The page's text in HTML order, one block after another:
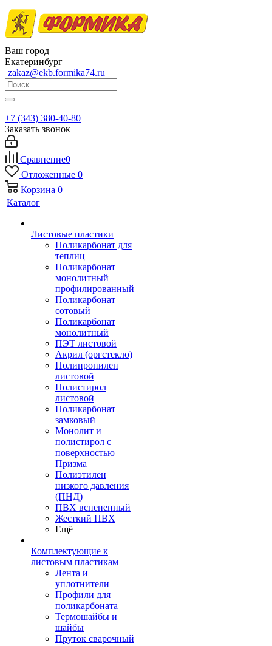
Ваш город
Екатеринбург
zakaz@ekb.formika74.ru
+7 (343) 380-40-80
Заказать звонок
Сравнение0
Отложенные 0
Корзина 0
Каталог
Листовые пластики
Поликарбонат для
теплиц
Поликарбонат
монолитный
профилированный
Поликарбонат
сотовый
Поликарбонат
монолитный
ПЭТ листовой
Акрил (оргстекло)
Полипропилен
листовой
Полистирол
листовой
Поликарбонат
замковый
Монолит и
полистирол с
поверхностью
Призма
Полиэтилен
низкого давления
(ПНД)
ПВХ вспененный
Жесткий ПВХ
Ещё
Комплектующие к
листовым пластикам
Лента и
уплотнители
Профили для
поликарбоната
Термошайбы и
шайбы
Пруток сварочный